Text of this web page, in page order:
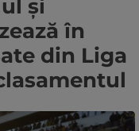
și
în
din Liga